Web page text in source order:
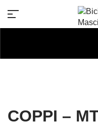
COPPI –